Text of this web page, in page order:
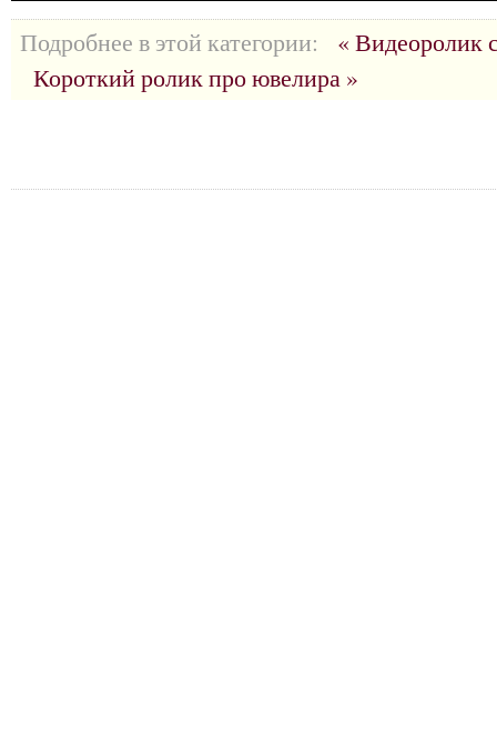
Подробнее в этой категории:
«
Короткий ролик про ювелира »